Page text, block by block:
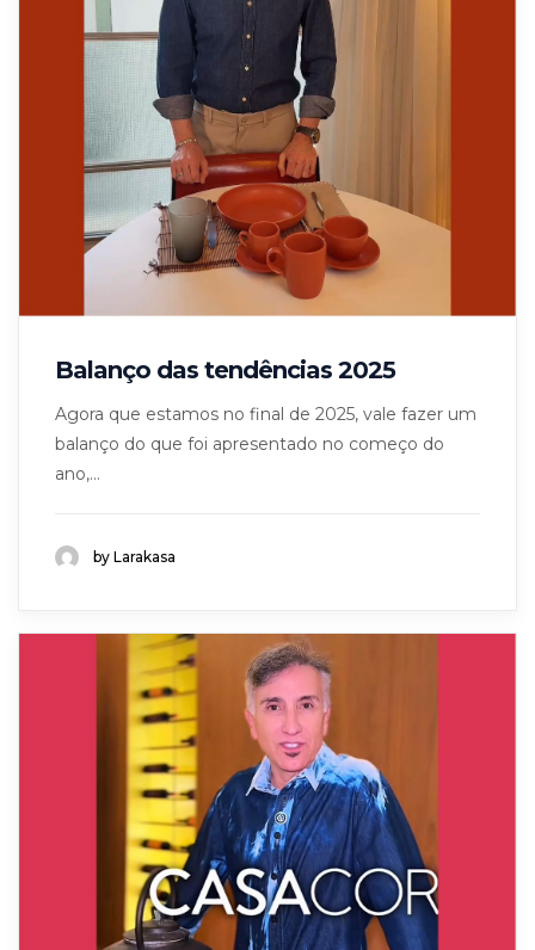
Balanço das tendências 2025
Agora que estamos no final de 2025, vale fazer um
balanço do que foi apresentado no começo do
ano,...
by Larakasa